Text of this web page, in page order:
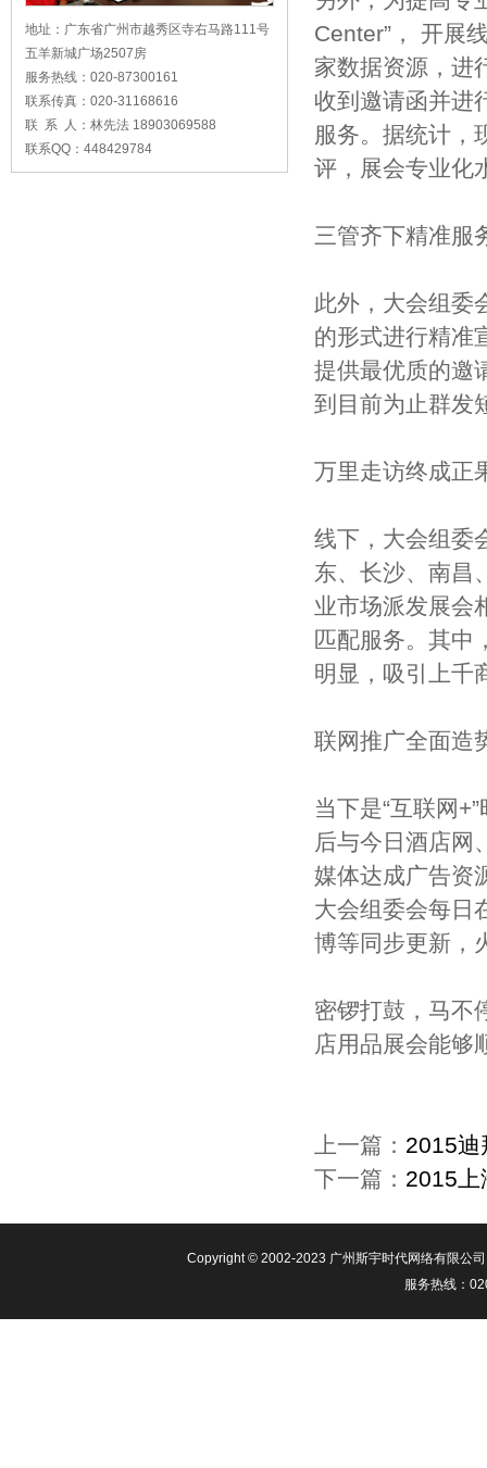
地址：广东省广州市越秀区寺右马路111号
五羊新城广场2507房
服务热线：020-87300161
联系传真：020-31168616
联 系 人：林先法 18903069588
联系QQ：448429784
Center”， 开展
家数据资源，进
收到邀请函并进
服务。据统计，
评，展会专业化
三管齐下精准服
此外，大会组委
的形式进行精准
提供最优质的邀
到目前为止群发
万里走访终成正
线下，大会组委
东、长沙、南昌
业市场派发展会
匹配服务。其中
明显，吸引上千
联网推广全面造
当下是“互联网
后与今日酒店网
媒体达成广告资
大会组委会每日
博等同步更新，
密锣打鼓，马不
店用品展会能够
上一篇： 2015迪
下一篇： 2015上
Copyright © 2002-2023 广​州斯宇时代网络有限公
服务热线：